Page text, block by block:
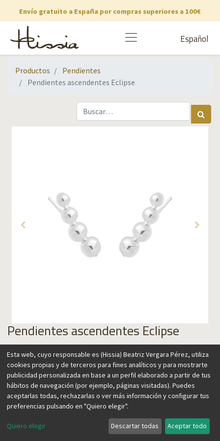
Envío gratuito a España por compras superiores a 100€
Español
Productos
Pendientes
Pendientes ascendentes Eclipse
Pendientes ascendentes Eclipse
65,00€
Esta web, cuyo responsable es (Hissia) Beatriz Vergara Pérez, utiliza
cookies propias y de terceros para fines analíticos y para mostrarte
publicidad personalizada en base a un perfil elaborado a partir de tus
hábitos de navegación (por ejemplo, páginas visitadas). Puedes
aceptarlas todas, rechazarlas o ver más información y configurar tus
preferencias pulsando en "Quiero elegir".
Quiero elegir Descartar todas Aceptar todo